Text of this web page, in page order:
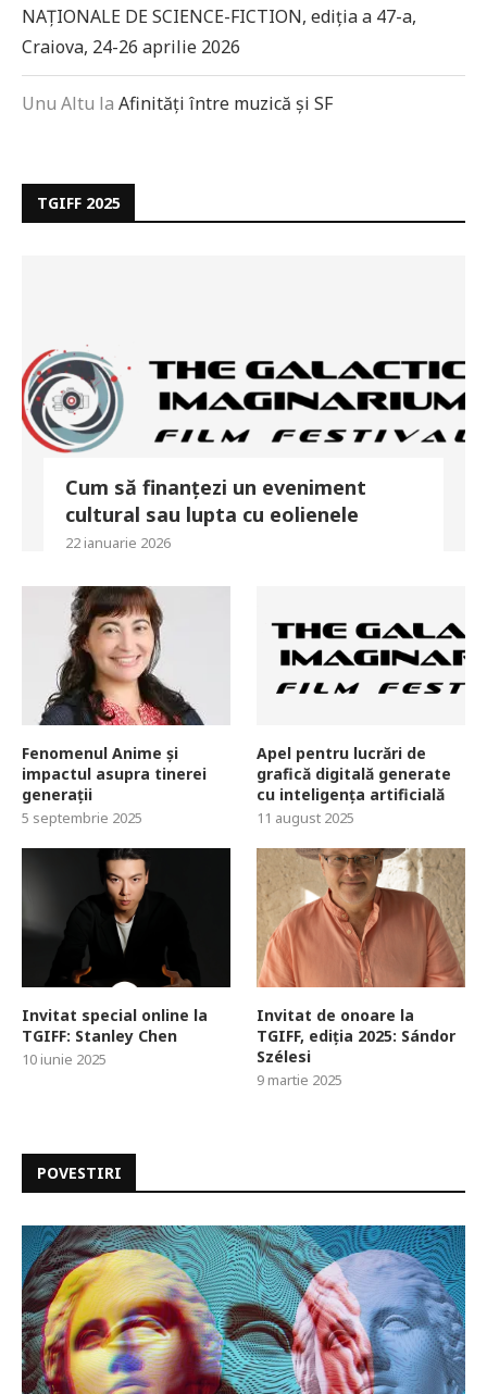
NAȚIONALE DE SCIENCE-FICTION, ediția a 47-a,
Craiova, 24-26 aprilie 2026
Unu Altu la Afinități între muzică și SF
TGIFF 2025
Cum să finanțezi un eveniment
cultural sau lupta cu eolienele
22 ianuarie 2026
Fenomenul Anime și
impactul asupra tinerei
generații
5 septembrie 2025
Apel pentru lucrări de
grafică digitală generate
cu inteligența artificială
11 august 2025
Invitat special online la
TGIFF: Stanley Chen
10 iunie 2025
Invitat de onoare la
TGIFF, ediția 2025: Sándor
Szélesi
9 martie 2025
POVESTIRI